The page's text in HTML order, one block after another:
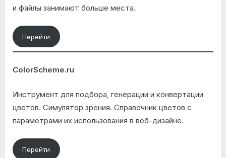
и файлы занимают больше места.
Перейти
ColorScheme.ru
Инструмент для подбора, генерации и конвертации
цветов. Симулятор зрения. Справочник цветов с
параметрами их использования в веб-дизайне.
Перейти